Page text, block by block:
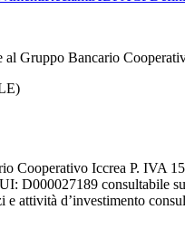
Gruppo Bancario
Cooperativo Iccrea P. IVA
D000027189 consultabile su
e attività d’investimento